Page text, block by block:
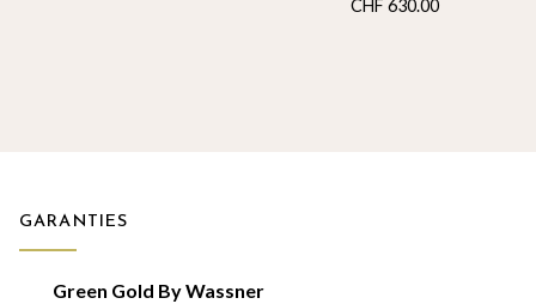
CHF 630.00
GARANTIES
Green Gold By Wassner